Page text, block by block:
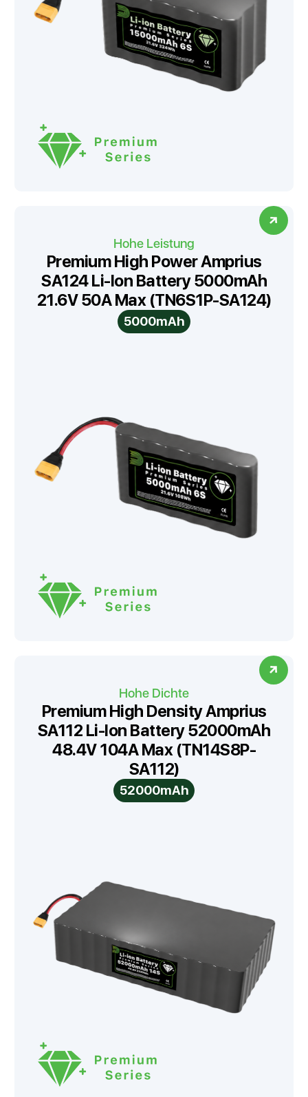
Hohe Leistung
Premium High Power Amprius
SA124 Li-Ion Battery 5000mAh
21.6V 50A Max (TN6S1P-SA124)
5000mAh
Hohe Dichte
Premium High Density Amprius
SA112 Li-Ion Battery 52000mAh
48.4V 104A Max (TN14S8P-
SA112)
52000mAh